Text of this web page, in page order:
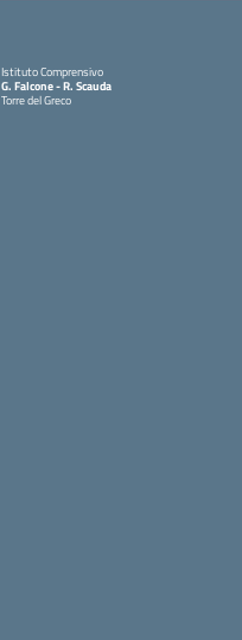
Istituto Comprensivo
G. Falcone - R. Scauda
Torre del Greco